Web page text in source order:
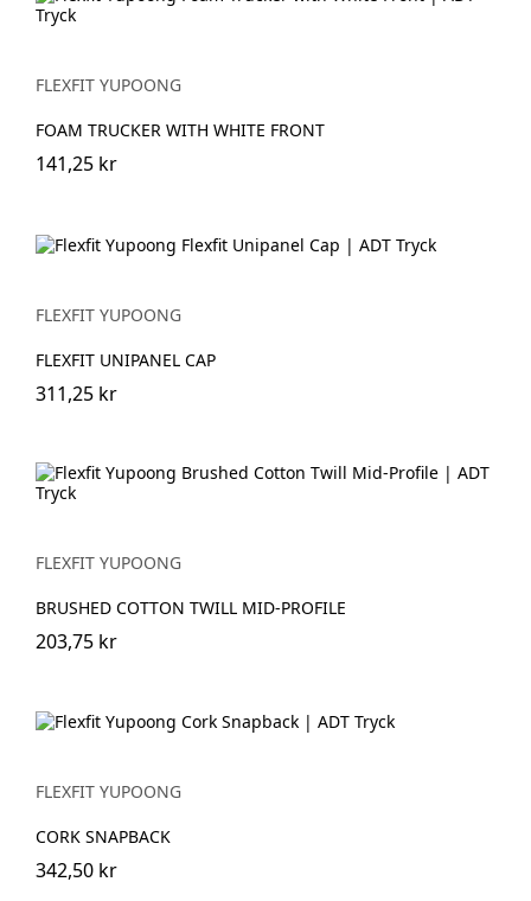
FLEXFIT YUPOONG
FOAM TRUCKER WITH WHITE FRONT
141,25 kr
FLEXFIT YUPOONG
FLEXFIT UNIPANEL CAP
311,25 kr
FLEXFIT YUPOONG
BRUSHED COTTON TWILL MID-PROFILE
203,75 kr
FLEXFIT YUPOONG
CORK SNAPBACK
342,50 kr